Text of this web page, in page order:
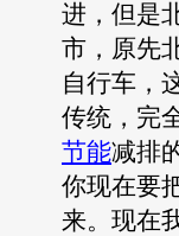
进，但是
市，原先
自行车，
传统，完
节能减排
你现在要
来。现在